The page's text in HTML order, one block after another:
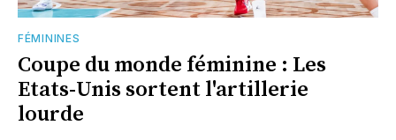
FÉMININES
Coupe du monde féminine : Les
Etats-Unis sortent l'artillerie
lourde